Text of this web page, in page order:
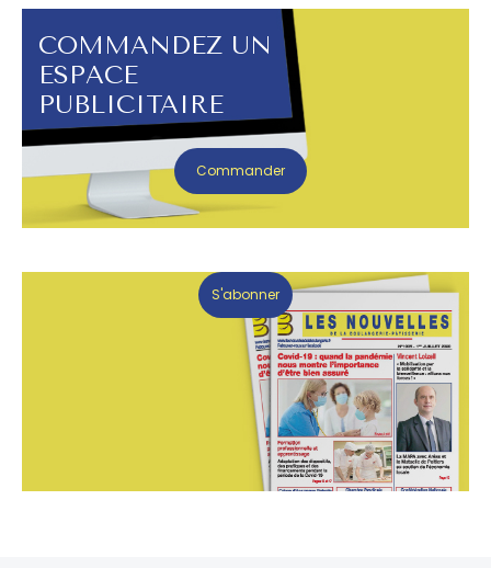
COMMANDEZ UN
ESPACE
PUBLICITAIRE
Commander
S'abonner